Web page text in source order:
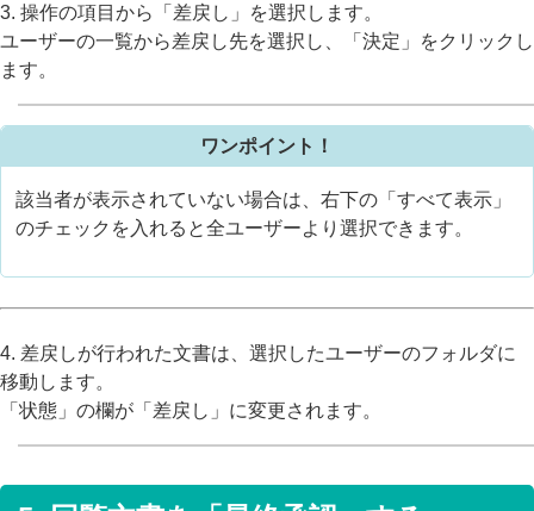
3. 操作の項目から「差戻し」を選択します。
ユーザーの一覧から差戻し先を選択し、「決定」をクリックし
ます。
ワンポイント！
該当者が表示されていない場合は、右下の「すべて表示」
のチェックを入れると全ユーザーより選択できます。
4. 差戻しが行われた文書は、選択したユーザーのフォルダに
移動します。
「状態」の欄が「差戻し」に変更されます。